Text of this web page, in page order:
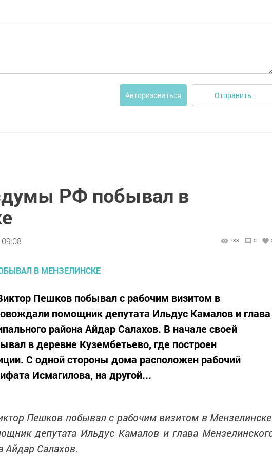
Авторизоваться Отправить
РФ побывал в
733 0
Пешков побывал с рабочим визитом в
помощник депутата Ильдус Камалов и глава
района Айдар Салахов. В начале своей
в деревне Кузембетьево, где построен
С одной стороны дома расположен рабочий
Исмагилова, на другой...
Пешков побывал с рабочим визитом в
депутата Ильдус Камалов и глава
Айдар Салахов.